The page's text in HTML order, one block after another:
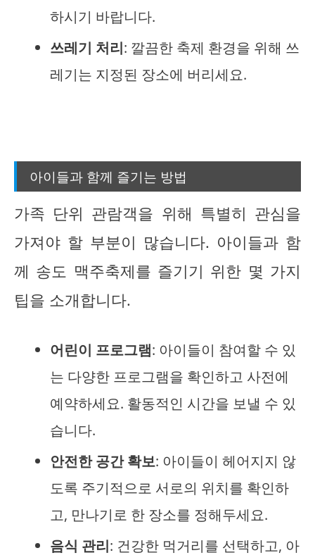
하시기 바랍니다.
쓰레기 처리: 깔끔한 축제 환경을 위해 쓰
레기는 지정된 장소에 버리세요.
아이들과 함께 즐기는 방법
가족 단위 관람객을 위해 특별히 관심을
가져야 할 부분이 많습니다. 아이들과 함
께 송도 맥주축제를 즐기기 위한 몇 가지
팁을 소개합니다.
어린이 프로그램: 아이들이 참여할 수 있
는 다양한 프로그램을 확인하고 사전에
예약하세요. 활동적인 시간을 보낼 수 있
습니다.
안전한 공간 확보: 아이들이 헤어지지 않
도록 주기적으로 서로의 위치를 확인하
고, 만나기로 한 장소를 정해두세요.
음식 관리: 건강한 먹거리를 선택하고, 아